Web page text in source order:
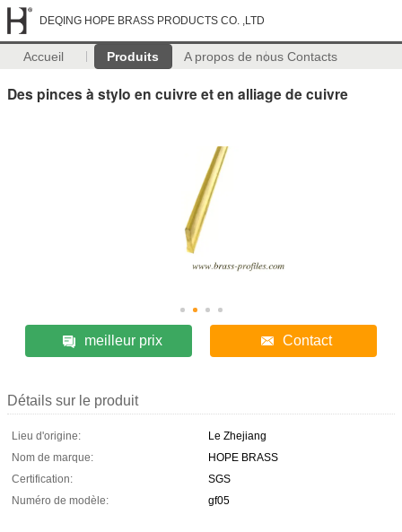
DEQING HOPE BRASS PRODUCTS CO. ,LTD
Accueil Produits A propos de nous Contacts
Des pinces à stylo en cuivre et en alliage de cuivre
meilleur prix Contact
Détails sur le produit
Lieu d'origine:
Le Zhejiang
Nom de marque:
HOPE BRASS
Certification:
SGS
Numéro de modèle:
gf05